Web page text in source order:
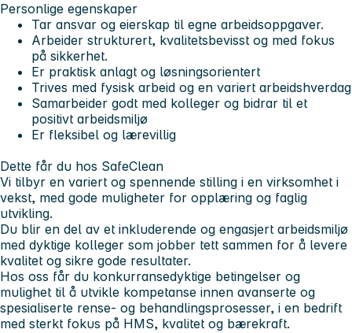
Personlige egenskaper
Tar ansvar og eierskap til egne arbeidsoppgaver.
Arbeider strukturert, kvalitetsbevisst og med fokus
på sikkerhet.
Er praktisk anlagt og løsningsorientert
Trives med fysisk arbeid og en variert arbeidshverdag
Samarbeider godt med kolleger og bidrar til et
positivt arbeidsmiljø
Er fleksibel og lærevillig
Dette får du hos SafeClean
Vi tilbyr en variert og spennende stilling i en virksomhet i
vekst, med gode muligheter for opplæring og faglig
utvikling.
Du blir en del av et inkluderende og engasjert arbeidsmiljø
med dyktige kolleger som jobber tett sammen for å levere
kvalitet og sikre gode resultater.
Hos oss får du konkurransedyktige betingelser og
mulighet til å utvikle kompetanse innen avanserte og
spesialiserte rense- og behandlingsprosesser, i en bedrift
med sterkt fokus på HMS, kvalitet og bærekraft.